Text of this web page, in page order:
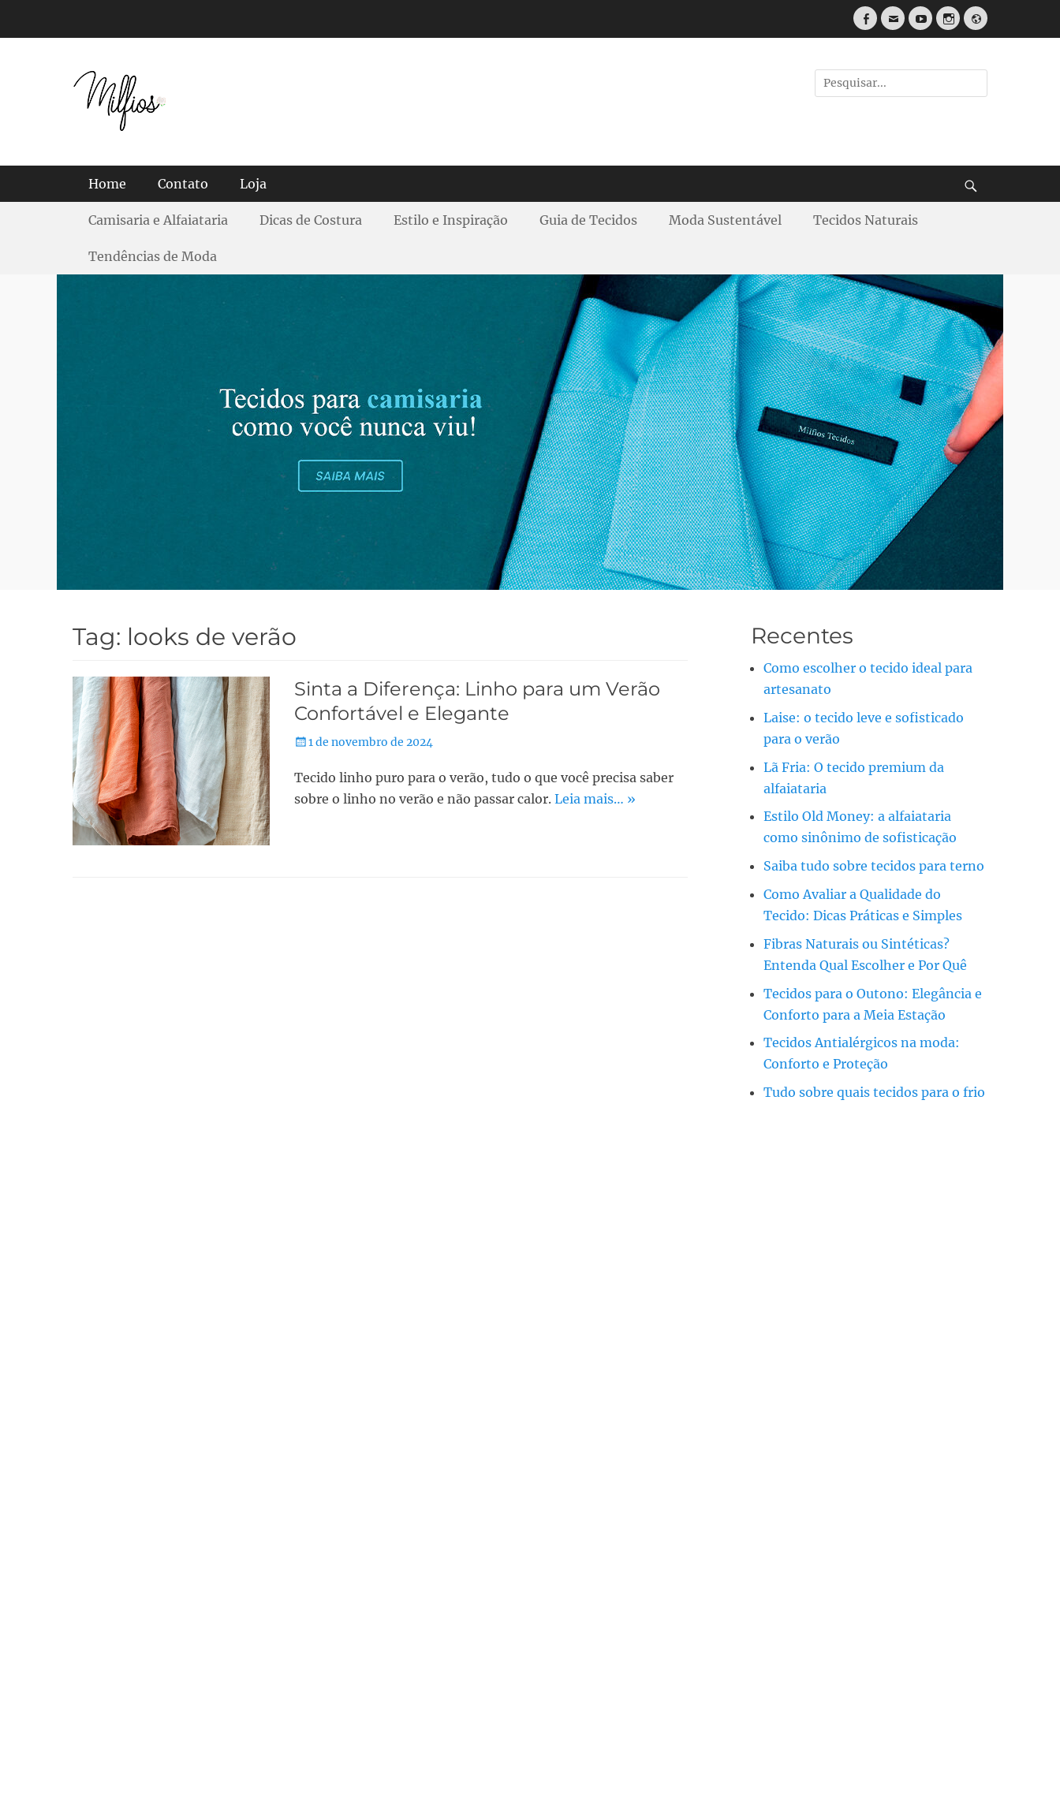
Tendências, Dicas e Guias de Tecidos
Menu principal
Home Contato Loja
Menu Secundário
Camisaria e Alfaiataria Dicas de Costura Estilo e Inspiração Guia de Tecidos Moda Sustentável Tecidos Naturais
Tendências de Moda
Tag: looks de verão
Sinta a Diferença: Linho para um Verão
Confortável e Elegante
1 de novembro de 2024
Tecido linho puro para o verão, tudo o que você precisa saber
sobre o linho no verão e não passar calor. Leia mais… »
Recentes
Como escolher o tecido ideal para
artesanato
Laise: o tecido leve e sofisticado
para o verão
Lã Fria: O tecido premium da
alfaiataria
Estilo Old Money: a alfaiataria
como sinônimo de sofisticação
Saiba tudo sobre tecidos para terno
Como Avaliar a Qualidade do
Tecido: Dicas Práticas e Simples
Fibras Naturais ou Sintéticas?
Entenda Qual Escolher e Por Quê
Tecidos para o Outono: Elegância e
Conforto para a Meia Estação
Tecidos Antialérgicos na moda:
Conforto e Proteção
Tudo sobre quais tecidos para o frio